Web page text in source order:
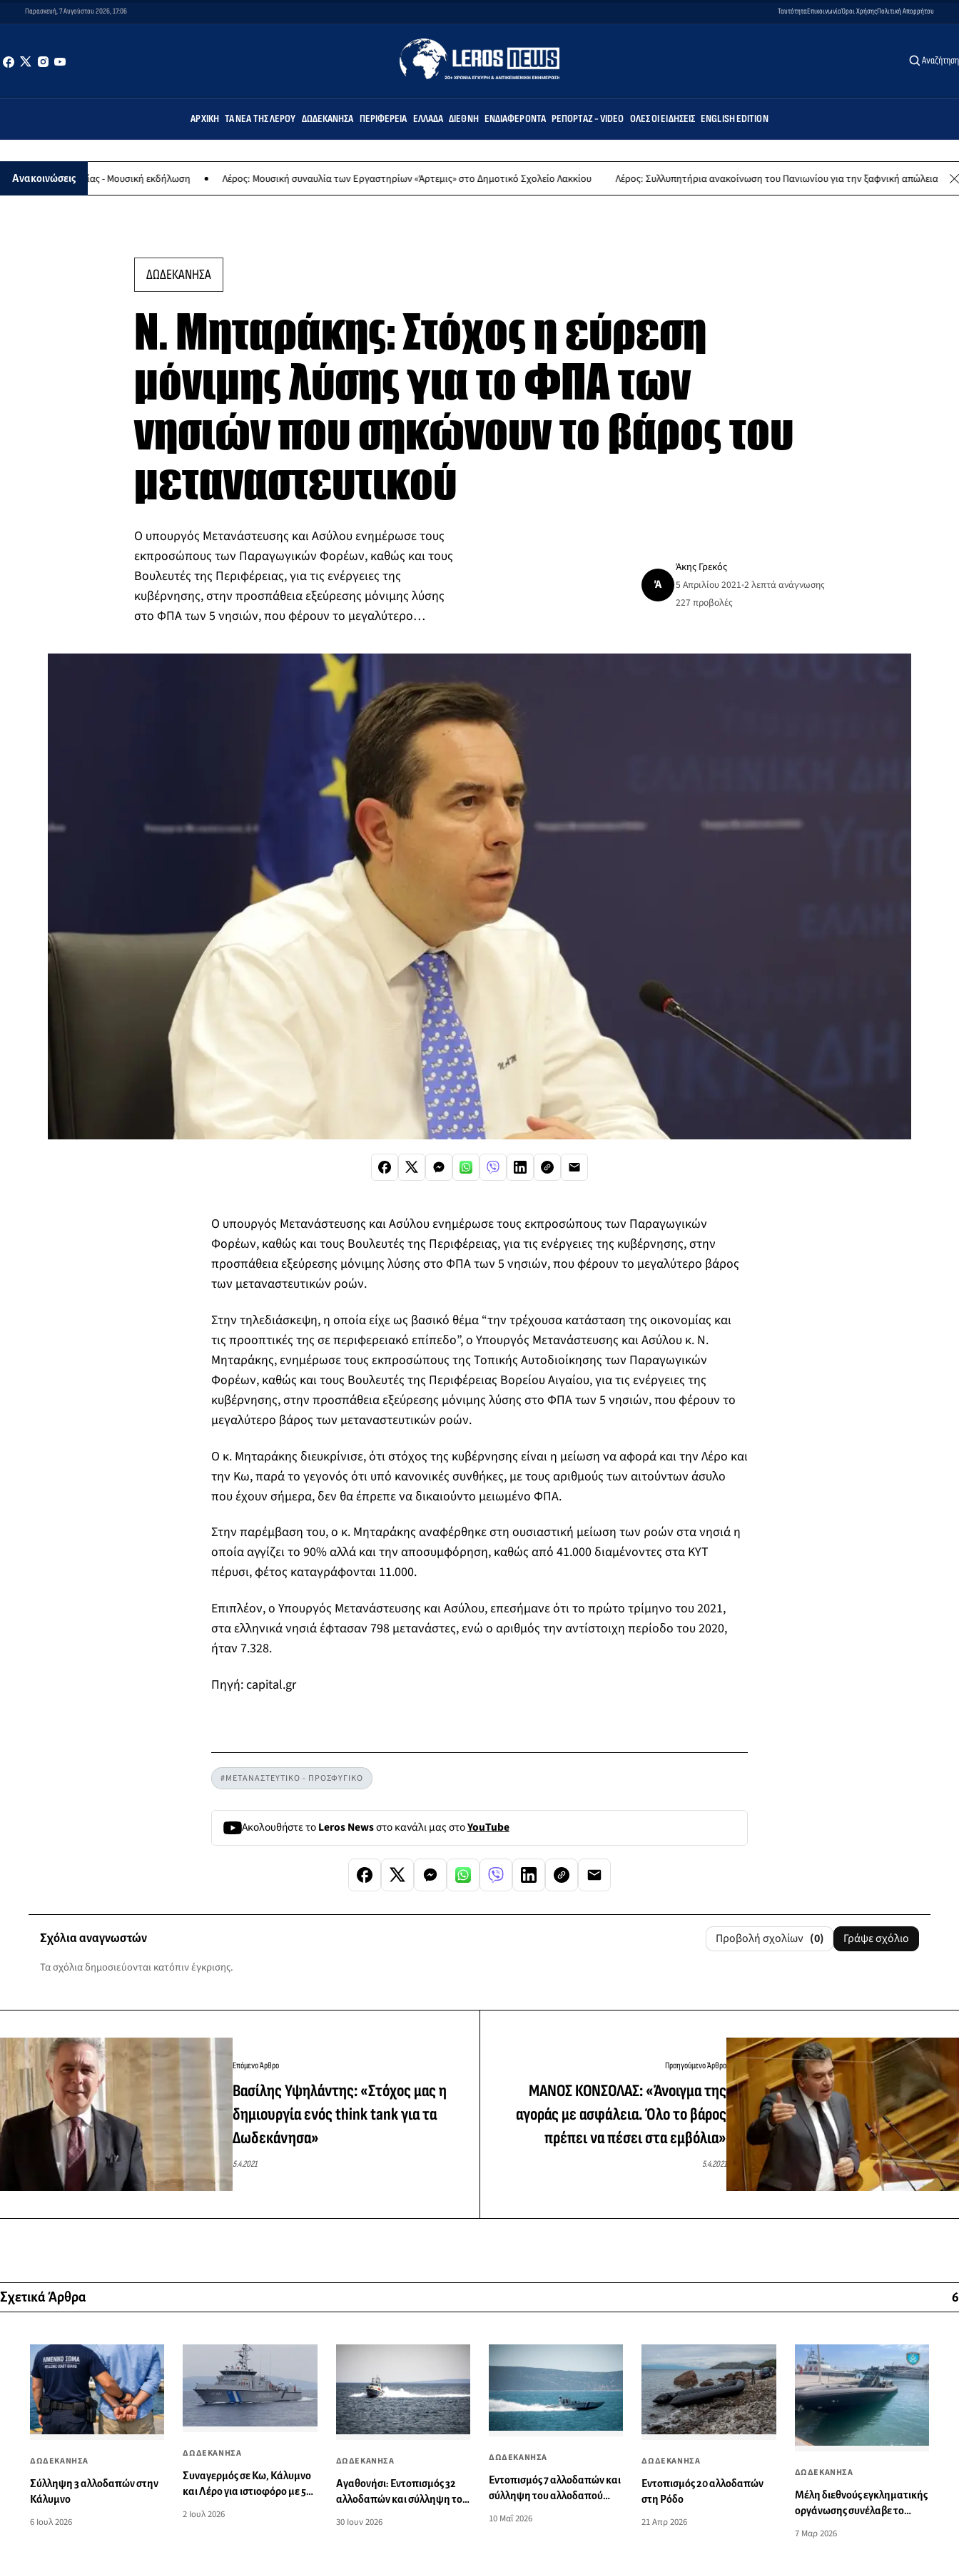
Παρασκευή, 7 Αυγούστου 2026, 17:06 ΤαυτότηταΕπικοινωνίαΌροι ΧρήσηςΠολιτική Απορρήτου
Αναζήτηση
ΑΡΧΙΚΉ ΤΑ ΝΈΑ ΤΗΣ ΛΈΡΟΥ ΔΩΔΕΚΆΝΗΣΑ ΠΕΡΙΦΈΡΕΙΑ ΕΛΛΆΔΑ ΔΙΕΘΝΉ ΕΝΔΙΑΦΈΡΟΝΤΑ ΡΕΠΟΡΤΆΖ - VIDEO ΌΛΕΣ ΟΙ ΕΙΔΉΣΕΙΣ ENGLISH EDITION
Ανακοινώσεις- Μουσική εκδήλωση Λέρος: Μουσική συναυλία των Εργαστηρίων «Άρτεμις» στο Δημοτικό Σχολείο Λακκίου Λέρος: Συλλυπητήρια ανακοίνωση του Πανιωνίου για την ξαφνική απώλεια του Δημήτρη
ΔΩΔΕΚΑΝΗΣΑ
Ν. Μηταράκης: Στόχος η εύρεση
μόνιμης λύσης για το ΦΠΑ των
νησιών που σηκώνουν το βάρος του
μεταναστευτικού
Ο υπουργός Μετανάστευσης και Ασύλου ενημέρωσε τους
εκπροσώπους των Παραγωγικών Φορέων, καθώς και τους
Βουλευτές της Περιφέρειας, για τις ενέργειες της
κυβέρνησης, στην προσπάθεια εξεύρεσης μόνιμης λύσης
στο ΦΠΑ των 5 νησιών, που φέρουν το μεγαλύτερο…
Ά
Άκης Γρεκός
5 Απριλίου 2021•2 λεπτά ανάγνωσης
227 προβολές
Ο υπουργός Μετανάστευσης και Ασύλου ενημέρωσε τους εκπροσώπους των Παραγωγικών
Φορέων, καθώς και τους Βουλευτές της Περιφέρειας, για τις ενέργειες της κυβέρνησης, στην
προσπάθεια εξεύρεσης μόνιμης λύσης στο ΦΠΑ των 5 νησιών, που φέρουν το μεγαλύτερο βάρος
των μεταναστευτικών ροών.
Στην τηλεδιάσκεψη, η οποία είχε ως βασικό θέμα “την τρέχουσα κατάσταση της οικονομίας και
τις προοπτικές της σε περιφερειακό επίπεδο”, ο Υπουργός Μετανάστευσης και Ασύλου κ. Ν.
Μηταράκης, ενημέρωσε τους εκπροσώπους της Τοπικής Αυτοδιοίκησης των Παραγωγικών
Φορέων, καθώς και τους Βουλευτές της Περιφέρειας Βορείου Αιγαίου, για τις ενέργειες της
κυβέρνησης, στην προσπάθεια εξεύρεσης μόνιμης λύσης στο ΦΠΑ των 5 νησιών, που φέρουν το
μεγαλύτερο βάρος των μεταναστευτικών ροών.
Ο κ. Μηταράκης διευκρίνισε, ότι στόχος της κυβέρνησης είναι η μείωση να αφορά και την Λέρο και
την Κω, παρά το γεγονός ότι υπό κανονικές συνθήκες, με τους αριθμούς των αιτούντων άσυλο
που έχουν σήμερα, δεν θα έπρεπε να δικαιούντο μειωμένο ΦΠΑ.
Στην παρέμβαση του, ο κ. Μηταράκης αναφέρθηκε στη ουσιαστική μείωση των ροών στα νησιά η
οποία αγγίζει το 90% αλλά και την αποσυμφόρηση, καθώς από 41.000 διαμένοντες στα ΚΥΤ
πέρυσι, φέτος καταγράφονται 11.000.
Επιπλέον, ο Υπουργός Μετανάστευσης και Ασύλου, επεσήμανε ότι το πρώτο τρίμηνο του 2021,
στα ελληνικά νησιά έφτασαν 798 μετανάστες, ενώ ο αριθμός την αντίστοιχη περίοδο του 2020,
ήταν 7.328.
Πηγή: capital.gr
#ΜΕΤΑΝΑΣΤΕΥΤΙΚΟ - ΠΡΟΣΦΥΓΙΚΟ
Ακολουθήστε τοLeros Newsστο κανάλι μας στοYouTube
Σχόλια αναγνωστών Προβολή σχολίων (0) Γράψε σχόλιο
Τα σχόλια δημοσιεύονται κατόπιν έγκρισης.
Επόμενο Άρθρο
Βασίλης Υψηλάντης: «Στόχος μας η
δημιουργία ενός think tank για τα
Δωδεκάνησα»
5.4.2021
Προηγούμενο Άρθρο
ΜΑΝΟΣ ΚΟΝΣΟΛΑΣ: «Άνοιγμα της
αγοράς με ασφάλεια. Όλο το βάρος
πρέπει να πέσει στα εμβόλια»
5.4.2021
Σχετικά Άρθρα 6
ΔΩΔΕΚΑΝΗΣΑ
Σύλληψη 3 αλλοδαπών στην
Κάλυμνο
6 Ιουλ 2026
ΔΩΔΕΚΑΝΗΣΑ
Συναγερμός σε Κω, Κάλυμνο
και Λέρο για ιστιοφόρο με 54
2 Ιουλ 2026
ΔΩΔΕΚΑΝΗΣΑ
Αγαθονήσι: Εντοπισμός 32
αλλοδαπών και σύλληψη του
30 Ιουν 2026
ΔΩΔΕΚΑΝΗΣΑ
Εντοπισμός 7 αλλοδαπών και
σύλληψη του αλλοδαπού
10 Μαΐ 2026
ΔΩΔΕΚΑΝΗΣΑ
Εντοπισμός 20 αλλοδαπών
στη Ρόδο
21 Απρ 2026
ΔΩΔΕΚΑΝΗΣΑ
Μέλη διεθνούς εγκληματικής
οργάνωσης συνέλαβε το
7 Μαρ 2026